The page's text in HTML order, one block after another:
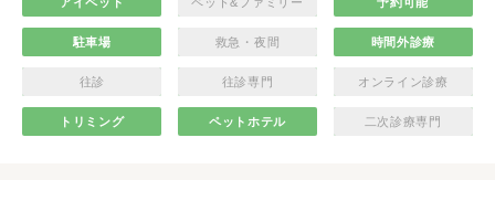
駐車場 救急・夜間 時間外診療
往診 往診専門 オンライン診療
トリミング ペットホテル 二次診療専門